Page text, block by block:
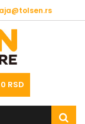
0 RSD